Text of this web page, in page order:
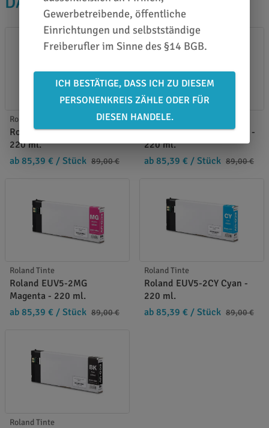
Roland Tinte
Roland EUV5-2YE Yellow -
220 ml.
ab 85,39 € / Stück 89,00 €
Roland Tinte
Roland EUV5-2PR Primer -
220 ml.
ab 85,39 € / Stück 89,00 €
Roland Tinte
Roland EUV5-2MG
Magenta - 220 ml.
ab 85,39 € / Stück 89,00 €
Roland Tinte
Roland EUV5-2CY Cyan -
220 ml.
ab 85,39 € / Stück 89,00 €
Roland Tinte
Gewerbetreibende, öffentliche
Einrichtungen und selbstständige
Freiberufler im Sinne des §14 BGB.
ICH BESTÄTIGE, DASS ICH ZU DIESEM
PERSONENKREIS ZÄHLE ODER FÜR
DIESEN HANDELE.